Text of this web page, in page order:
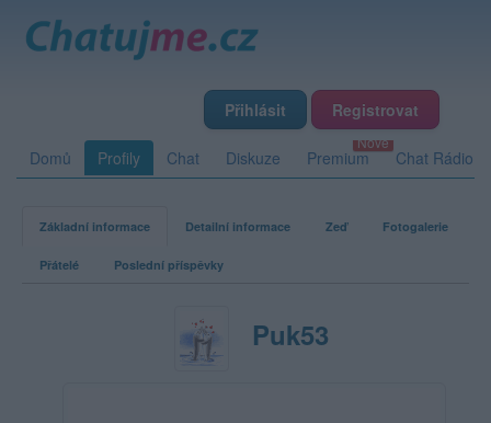
Přihlásit Registrovat
Domů Profily Chat Diskuze Premium Chat Rádio
Základní informace Detailní informace Zeď Fotogalerie
Přátelé Poslední příspěvky
Puk53